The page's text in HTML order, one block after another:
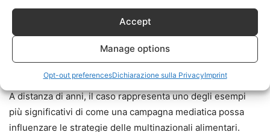
Accept
Manage options
Opt-out preferencesDichiarazione sulla PrivacyImprint
attraverso i tribunali.
Una vittoria culturale più che
giudiziaria
A distanza di anni, il caso rappresenta uno degli esempi
più significativi di come una campagna mediatica possa
influenzare le strategie delle multinazionali alimentari.